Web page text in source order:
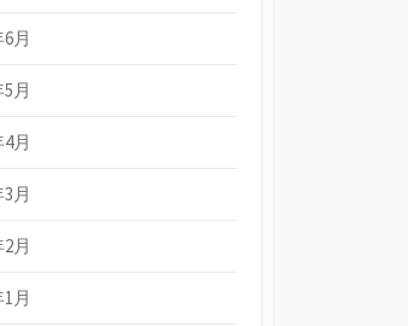
月
月
月
月
月
月